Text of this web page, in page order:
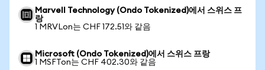
Marvell Technology (Ondo Tokenized)에서 스위스 프
랑
1 MRVLon는 CHF 172.51와 같음
Microsoft (Ondo Tokenized)에서 스위스 프랑
1 MSFTon는 CHF 402.30와 같음